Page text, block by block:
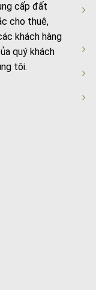
cấp đất
cho thuê,
khách hàng
quý khách
tôi.